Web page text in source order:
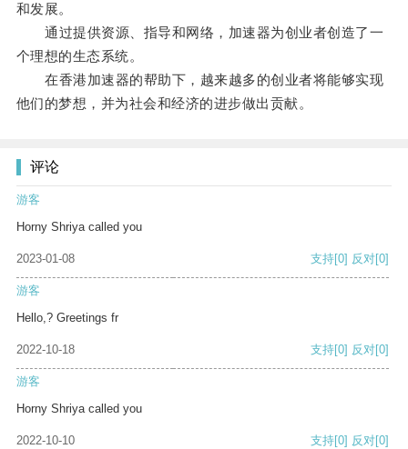
和发展。
通过提供资源、指导和网络，加速器为创业者创造了一
个理想的生态系统。
在香港加速器的帮助下，越来越多的创业者将能够实现
他们的梦想，并为社会和经济的进步做出贡献。
评论
游客
Horny Shriya called you
2023-01-08 支持[0] 反对[0]
游客
Hello,? Greetings fr
2022-10-18 支持[0] 反对[0]
游客
Horny Shriya called you
2022-10-10 支持[0] 反对[0]